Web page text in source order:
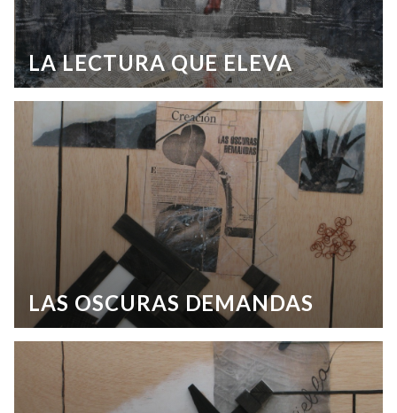
LA LECTURA QUE ELEVA
LAS OSCURAS DEMANDAS